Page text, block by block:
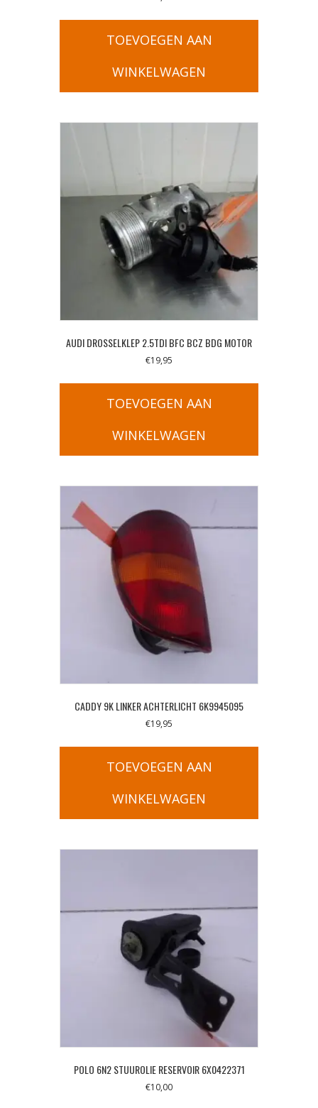
TOEVOEGEN AAN
WINKELWAGEN
AUDI DROSSELKLEP 2.5TDI BFC BCZ BDG MOTOR
€19,95
TOEVOEGEN AAN
WINKELWAGEN
CADDY 9K LINKER ACHTERLICHT 6K9945095
€19,95
TOEVOEGEN AAN
WINKELWAGEN
POLO 6N2 STUUROLIE RESERVOIR 6X0422371
€10,00